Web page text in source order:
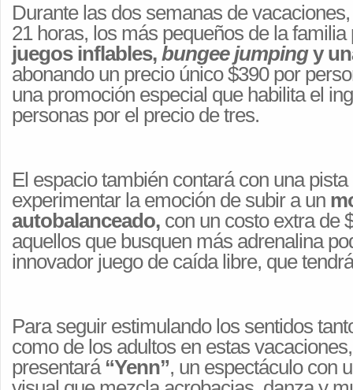
Durante las dos semanas de
21 horas, los más pequeños de la
juegos inflables, bungee jumpingy
abonando un precio único $390 por
una promoción especial que habilita el
personas por el precio de tres.
El espacio también contará con una
experimentar la emoción de subir a un
autobalanceado, con un costo extra de
aquellos que busquen más adrenalina
innovador juego de caída libre, que
Para seguir estimulando los sentidos
como de los adultos en estas
presentará “Yenn”, un espectáculo con